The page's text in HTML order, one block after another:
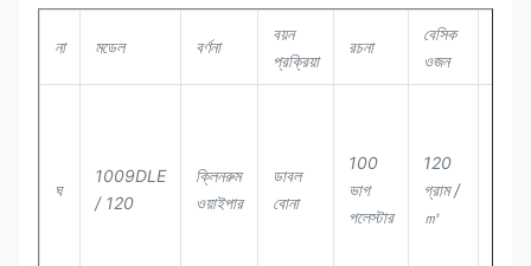
না মডেল বর্ণনা
বয়ন
প্রক্রিয়া
রচনা
বেসিক
ওজন
ঘ
1009DLE
/ 120
ক্লিনরুম
ওয়াইপার
ডাবল
বোনা
100
ভাগ
পলেস্টার
120
গ্রাম /
㎡